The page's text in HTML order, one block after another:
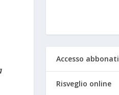
Accesso abbonati
Risveglio online